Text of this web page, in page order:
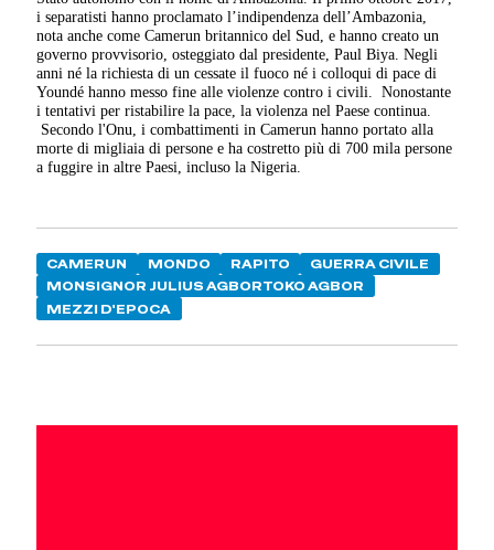
i separatisti hanno proclamato l’indipendenza dell’Ambazonia,
nota anche come Camerun britannico del Sud, e hanno creato un
governo provvisorio, osteggiato dal presidente, Paul Biya. Negli
anni né la richiesta di un cessate il fuoco né i colloqui di pace di
Youndé hanno messo fine alle violenze contro i civili. Nonostante
i tentativi per ristabilire la pace, la violenza nel Paese continua.
Secondo l'Onu, i combattimenti in Camerun hanno portato alla
morte di migliaia di persone e ha costretto più di 700 mila persone
a fuggire in altre Paesi, incluso la Nigeria.
CAMERUN MONDO RAPITO
GUERRA CIVILE
MONSIGNOR JULIUS AGBORTOKO AGBOR
MEZZI D'EPOCA